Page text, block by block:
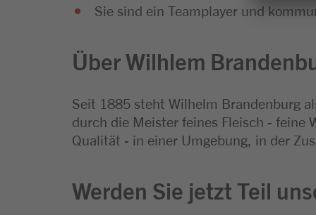
Sie sind ein Teamplayer und
Über Wilhlem
Seit 1885 steht Wilhelm Brandenburg
durch die Meister feines Fleisch - feine
Qualität - in einer Umgebung, in der
Werden Sie jetzt Teil